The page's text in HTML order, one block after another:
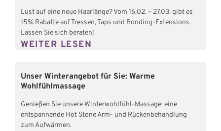
Lust auf eine neue Haarlänge? Vom 16.02. – 27.03. gibt es
15% Rabatte auf Tressen, Taps und Bonding-Extensions.
Lassen Sie sich beraten!
WEITER LESEN
Unser Winterangebot für Sie: Warme
Wohlfühlmassage
Genießen Sie unsere Winterwohlfühl-Massage: eine
entspannende Hot Stone Arm- und Rückenbehandlung
zum Aufwärmen.